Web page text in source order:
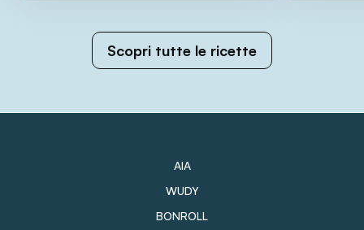
Scopri tutte le ricette
AIA
WUDY
BONROLL